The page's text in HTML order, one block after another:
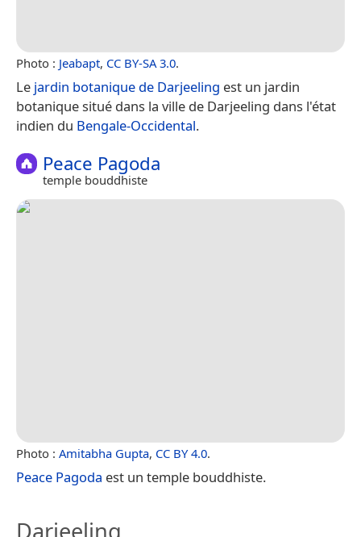
Photo : Jeabapt, CC BY-SA 3.0.
Le jardin botanique de Darjeeling est un jardin
botanique situé dans la ville de Darjeeling dans l'état
indien du Bengale-Occidental.
Peace Pagoda
temple bouddhiste
Photo : Amitabha Gupta, CC BY 4.0.
Peace Pagoda est un temple bouddhiste.
Darjeeling